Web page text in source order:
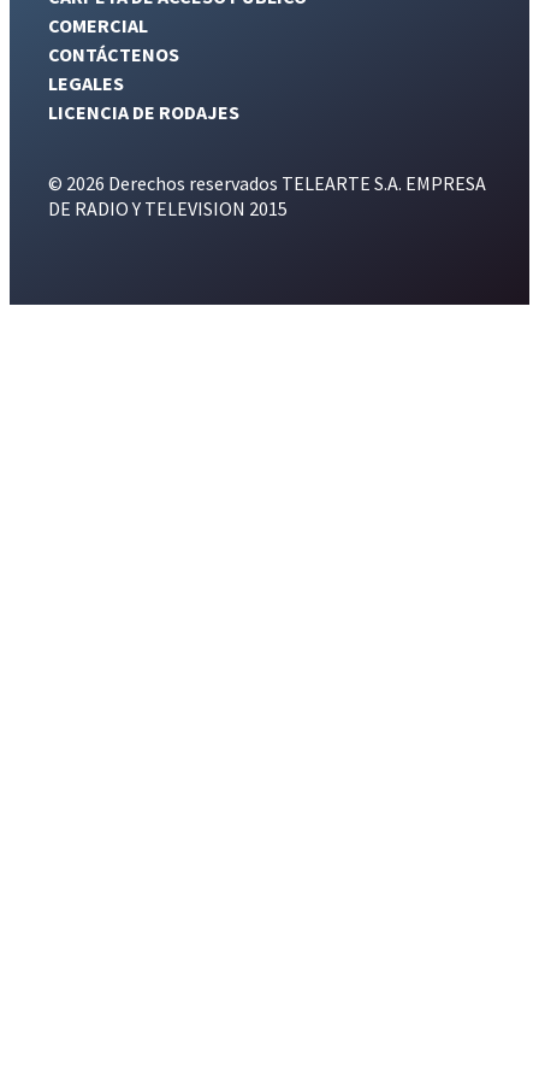
COMERCIAL
CONTÁCTENOS
LEGALES
LICENCIA DE RODAJES
© 2026 Derechos reservados TELEARTE S.A. EMPRESA
DE RADIO Y TELEVISION 2015